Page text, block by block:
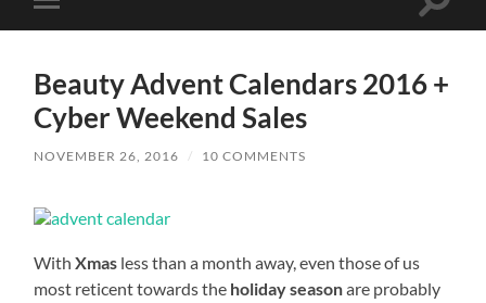
Toggle
mobile
Toggle
Beauty Advent Calendars 2016 +
Cyber Weekend Sales
NOVEMBER 26, 2016 / 10 COMMENTS
WithXmas less than a month away, even those of us
most reticent towards the holiday seasonare probably